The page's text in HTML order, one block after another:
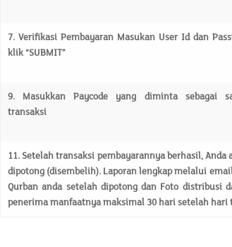
7. Verifikasi Pembayaran Masukan User Id dan
klik “SUBMIT”
9. Masukkan
Paycode yang diminta sebagai
transaksi
11. Setelahtransaksi pembayarannya berhasil, Anda
dipotong (disembelih). Laporan lengkap melalui
Qurban anda setelah dipotong dan Foto distribusi
penerima manfaatnya maksimal 30 hari setelah hari